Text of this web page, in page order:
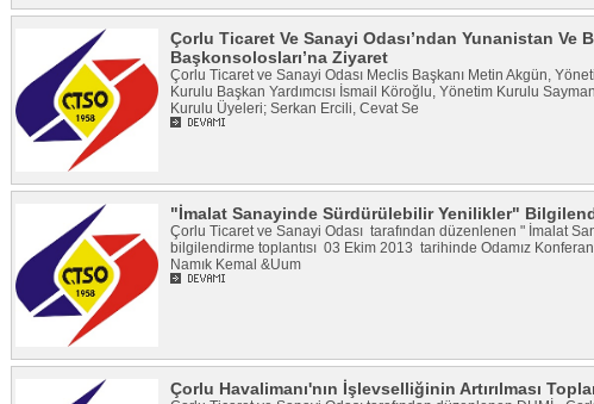
Çorlu Ticaret Ve Sanayi Odası’ndan Yunanistan Ve
Başkonsolosları’na Ziyaret
Çorlu Ticaret ve Sanayi Odası Meclis Başkanı Metin Akgün,
Kurulu Başkan Yardımcısı İsmail Köroğlu, Yönetim Kurulu
Kurulu Üyeleri; Serkan Ercili, Cevat Se
"İmalat Sanayinde Sürdürülebilir Yenilikler"
Çorlu Ticaret ve Sanayi Odası tarafından düzenlenen " İmalat
bilgilendirme toplantısı 03 Ekim 2013 tarihinde Odamız
Namık Kemal &Uum
Çorlu Havalimanı'nın İşlevselliğinin Artırılması